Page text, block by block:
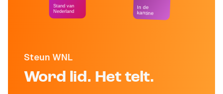
Steun WNL
Word lid. Het telt.
Stand van
Nederland
In de
kantine